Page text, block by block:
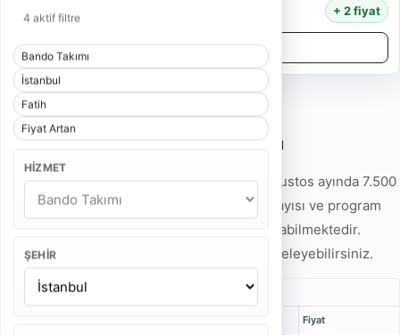
4 aktif filtre
Bando Takımı
İstanbul
Fatih
Fiyat Artan
HIZMET
ŞEHIR
14.000 TL + 2 fiyat
İstanbul Fatih Bando Takımı Fiyatları
İstanbul Fatih Bando Takımı fiyatları 2026 Ağustos ayında 7.500
TL'den başlamaktadır. Hizmet tipi, ekip kişi sayısı ve program
süresine göre fiyatlar 32.000 TL'ye kadar çıkabilmektedir.
Detaylı fiyat örneklerini aşağıdaki tabloda inceleyebilirsiniz.
Gelin Alma Bando Takımı Fiyatları
Fiyat